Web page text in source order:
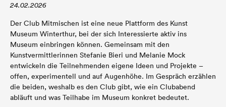
24.02.2026
Der Club Mitmischen ist eine neue Plattform des Kunst
Museum Winterthur, bei der sich Interessierte aktiv ins
Museum einbringen können. Gemeinsam mit den
Kunstvermittlerinnen Stefanie Bieri und Melanie Mock
entwickeln die Teilnehmenden eigene Ideen und Projekte –
offen, experimentell und auf Augenhöhe. Im Gespräch erzählen
die beiden, weshalb es den Club gibt, wie ein Clubabend
abläuft und was Teilhabe im Museum konkret bedeutet.